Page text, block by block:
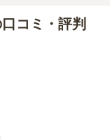
コミ・評判